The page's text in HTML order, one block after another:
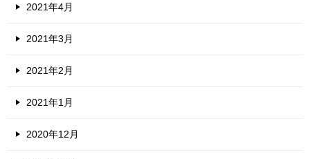
2021年4月
2021年3月
2021年2月
2021年1月
2020年12月